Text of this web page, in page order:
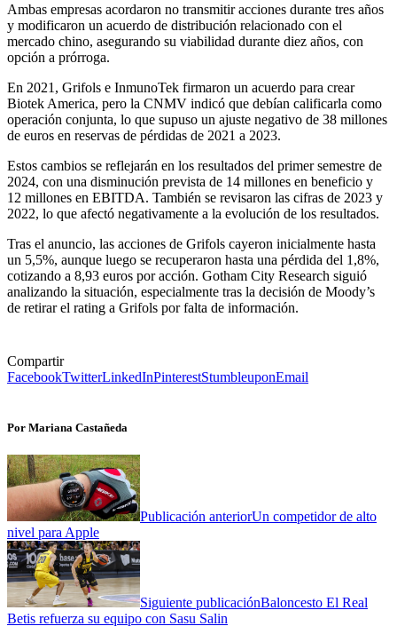
Ambas empresas acordaron no transmitir acciones durante tres años
y modificaron un acuerdo de distribución relacionado con el
mercado chino, asegurando su viabilidad durante diez años, con
opción a prórroga.
En 2021, Grifols e InmunoTek firmaron un acuerdo para crear
Biotek America, pero la CNMV indicó que debían calificarla como
operación conjunta, lo que supuso un ajuste negativo de 38 millones
de euros en reservas de pérdidas de 2021 a 2023.
Estos cambios se reflejarán en los resultados del primer semestre de
2024, con una disminución prevista de 14 millones en beneficio y
12 millones en EBITDA. También se revisaron las cifras de 2023 y
2022, lo que afectó negativamente a la evolución de los resultados.
Tras el anuncio, las acciones de Grifols cayeron inicialmente hasta
un 5,5%, aunque luego se recuperaron hasta una pérdida del 1,8%,
cotizando a 8,93 euros por acción. Gotham City Research siguió
analizando la situación, especialmente tras la decisión de Moody’s
de retirar el rating a Grifols por falta de información.
Compartir
FacebookTwitterLinkedInPinterestStumbleuponEmail
Por Mariana Castañeda
Publicación anteriorUn competidor de alto
nivel para Apple
Siguiente publicaciónBaloncesto El Real
Betis refuerza su equipo con Sasu Salin